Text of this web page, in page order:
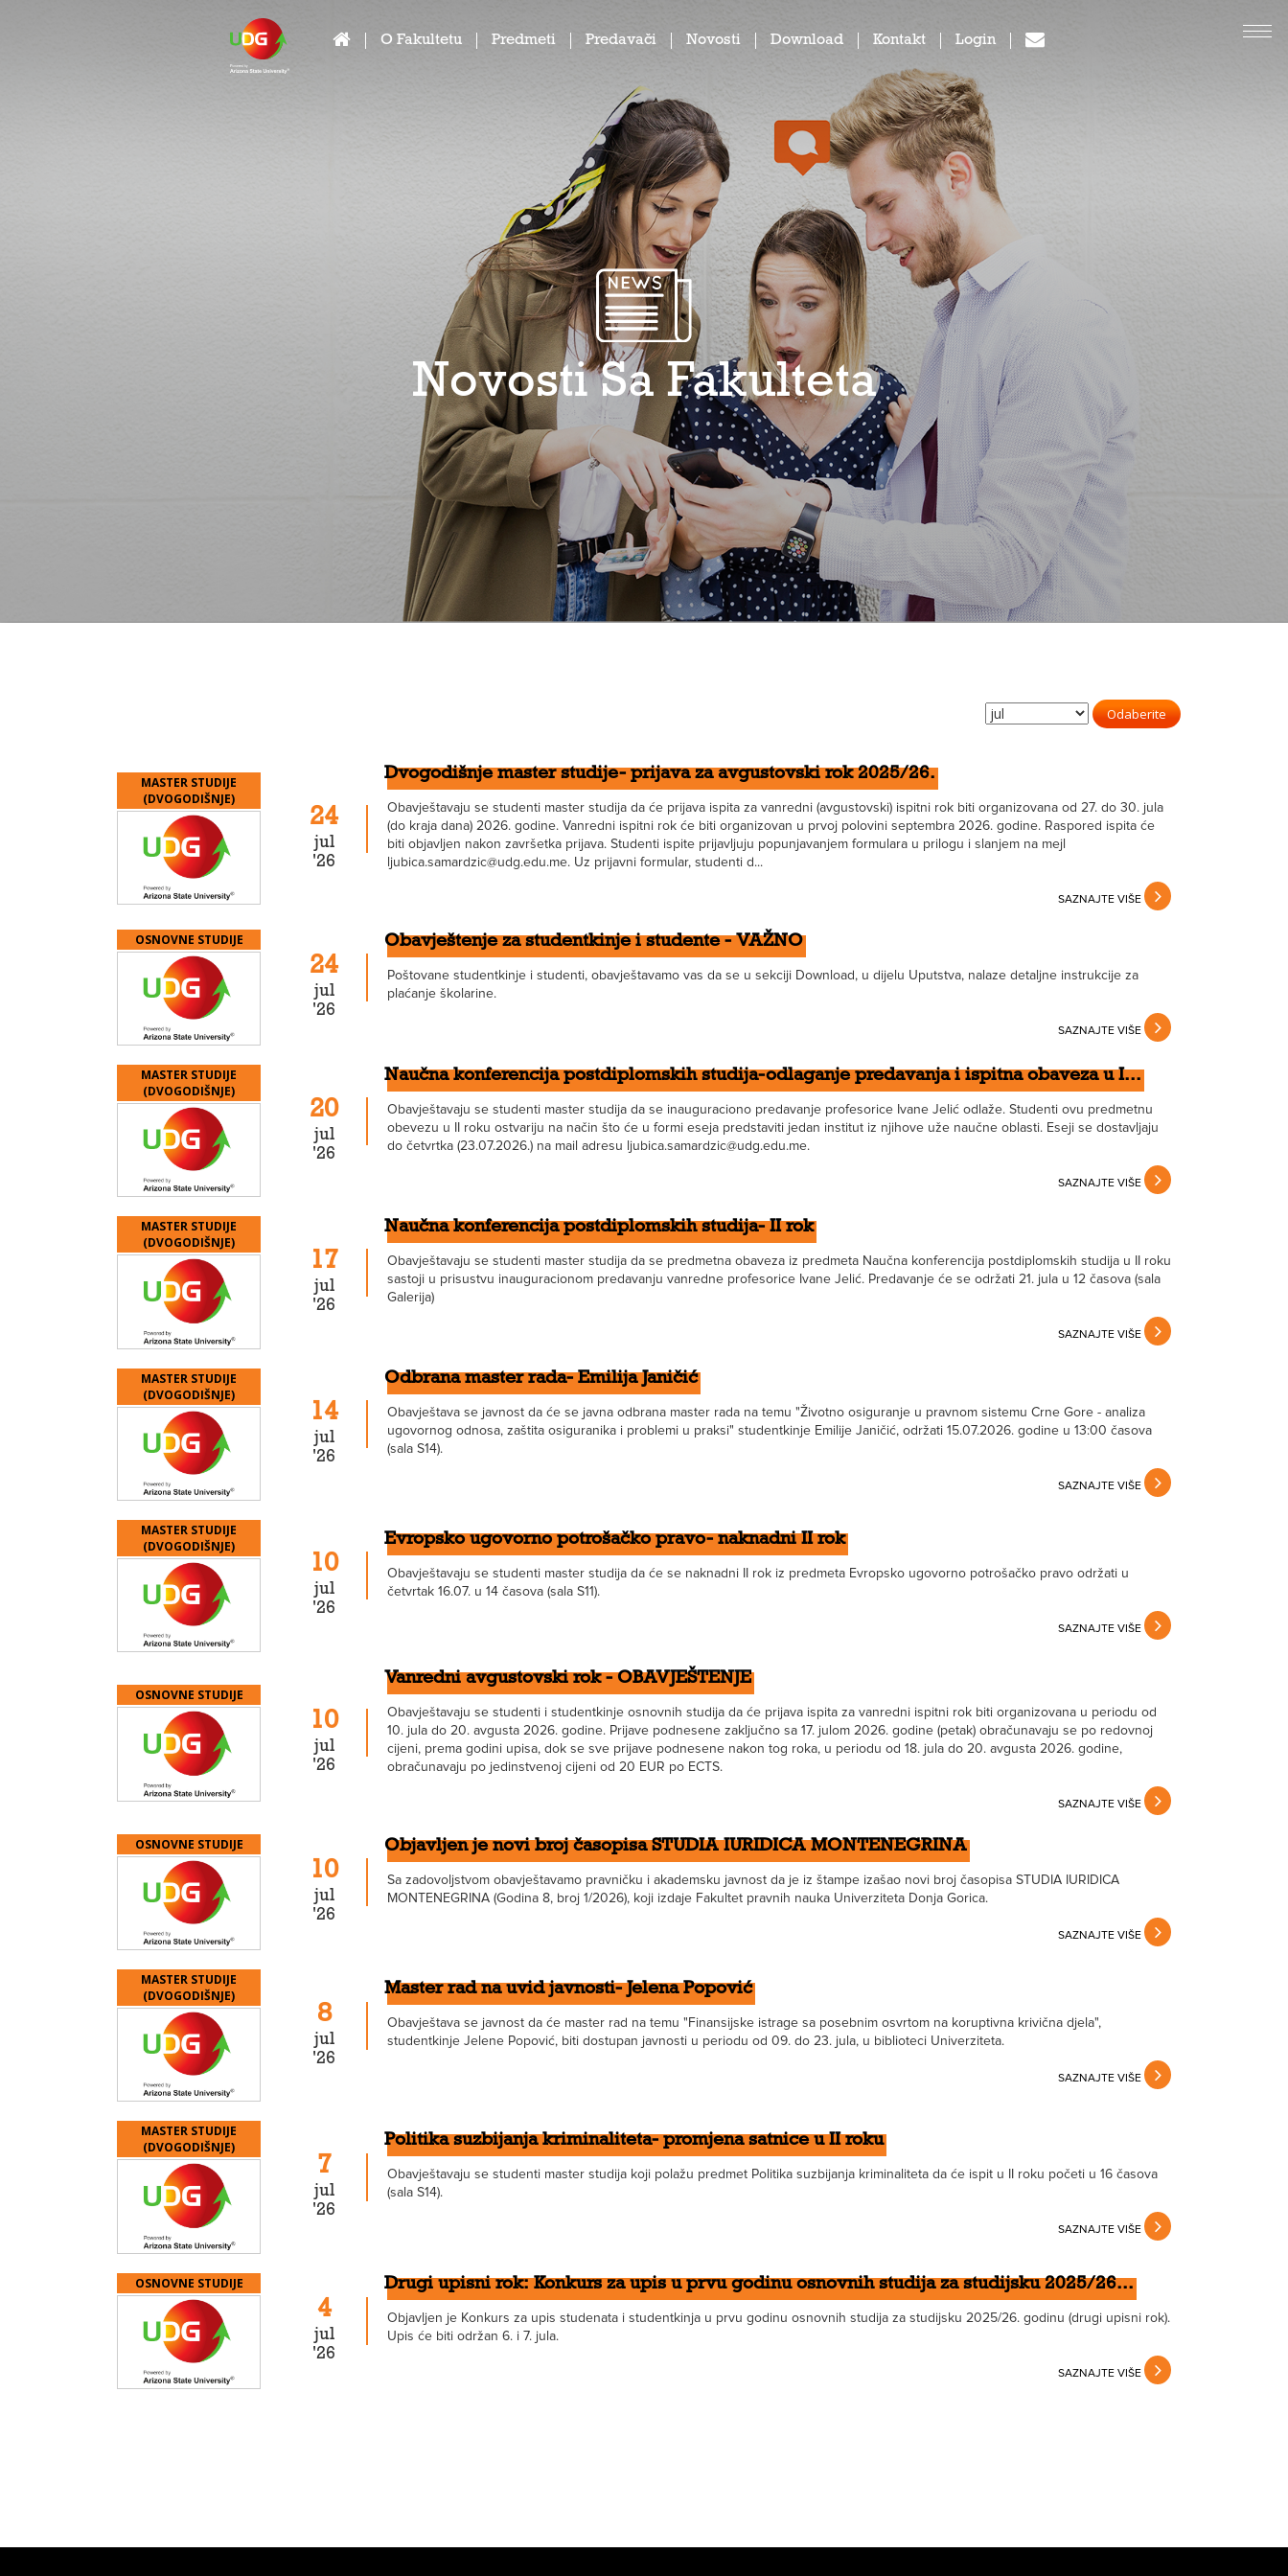
O Fakultetu Predmeti Predavači Novosti Download Kontakt Login
Novosti Sa Fakulteta
Odaberite
MASTER STUDIJE
(DVOGODIŠNJE)
24
jul
'26
Dvogodišnje master studije- prijava za avgustovski rok 2025/26.
Obavještavaju se studenti master studija da će prijava ispita za vanredni (avgustovski) ispitni rok biti organizovana od 27. do 30. jula
(do kraja dana) 2026. godine. Vanredni ispitni rok će biti organizovan u prvoj polovini septembra 2026. godine. Raspored ispita će
biti objavljen nakon završetka prijava. Studenti ispite prijavljuju popunjavanjem formulara u prilogu i slanjem na mejl
ljubica.samardzic@udg.edu.me. Uz prijavni formular, studenti d...
SAZNAJTE VIŠE
OSNOVNE STUDIJE
24
jul
'26
Obavještenje za studentkinje i studente - VAŽNO
Poštovane studentkinje i studenti, obavještavamo vas da se u sekciji Download, u dijelu Uputstva, nalaze detaljne instrukcije za
plaćanje školarine.
SAZNAJTE VIŠE
MASTER STUDIJE
(DVOGODIŠNJE)
20
jul
'26
Naučna konferencija postdiplomskih studija-odlaganje predavanja i ispitna obaveza u I...
Obavještavaju se studenti master studija da se inauguraciono predavanje profesorice Ivane Jelić odlaže. Studenti ovu predmetnu
obevezu u II roku ostvariju na način što će u formi eseja predstaviti jedan institut iz njihove uže naučne oblasti. Eseji se dostavljaju
do četvrtka (23.07.2026.) na mail adresu ljubica.samardzic@udg.edu.me.
SAZNAJTE VIŠE
MASTER STUDIJE
(DVOGODIŠNJE)
17
jul
'26
Naučna konferencija postdiplomskih studija- II rok
Obavještavaju se studenti master studija da se predmetna obaveza iz predmeta Naučna konferencija postdiplomskih studija u II roku
sastoji u prisustvu inauguracionom predavanju vanredne profesorice Ivane Jelić. Predavanje će se održati 21. jula u 12 časova (sala
Galerija)
SAZNAJTE VIŠE
MASTER STUDIJE
(DVOGODIŠNJE)
14
jul
'26
Odbrana master rada- Emilija Janičić
Obavještava se javnost da će se javna odbrana master rada na temu "Životno osiguranje u pravnom sistemu Crne Gore - analiza
ugovornog odnosa, zaštita osiguranika i problemi u praksi" studentkinje Emilije Janičić, održati 15.07.2026. godine u 13:00 časova
(sala S14).
SAZNAJTE VIŠE
MASTER STUDIJE
(DVOGODIŠNJE)
10
jul
'26
Evropsko ugovorno potrošačko pravo- naknadni II rok
Obavještavaju se studenti master studija da će se naknadni II rok iz predmeta Evropsko ugovorno potrošačko pravo održati u
četvrtak 16.07. u 14 časova (sala S11).
SAZNAJTE VIŠE
OSNOVNE STUDIJE
10
jul
'26
Vanredni avgustovski rok - OBAVJEŠTENJE
Obavještavaju se studenti i studentkinje osnovnih studija da će prijava ispita za vanredni ispitni rok biti organizovana u periodu od
10. jula do 20. avgusta 2026. godine. Prijave podnesene zaključno sa 17. julom 2026. godine (petak) obračunavaju se po redovnoj
cijeni, prema godini upisa, dok se sve prijave podnesene nakon tog roka, u periodu od 18. jula do 20. avgusta 2026. godine,
obračunavaju po jedinstvenoj cijeni od 20 EUR po ECTS.
SAZNAJTE VIŠE
OSNOVNE STUDIJE
10
jul
'26
Objavljen je novi broj časopisa STUDIA IURIDICA MONTENEGRINA
Sa zadovoljstvom obavještavamo pravničku i akademsku javnost da je iz štampe izašao novi broj časopisa STUDIA IURIDICA
MONTENEGRINA (Godina 8, broj 1/2026), koji izdaje Fakultet pravnih nauka Univerziteta Donja Gorica.
SAZNAJTE VIŠE
MASTER STUDIJE
(DVOGODIŠNJE)
8
jul
'26
Master rad na uvid javnosti- Jelena Popović
Obavještava se javnost da će master rad na temu "Finansijske istrage sa posebnim osvrtom na koruptivna krivična djela",
studentkinje Jelene Popović, biti dostupan javnosti u periodu od 09. do 23. jula, u biblioteci Univerziteta.
SAZNAJTE VIŠE
MASTER STUDIJE
(DVOGODIŠNJE)
7
jul
'26
Politika suzbijanja kriminaliteta- promjena satnice u II roku
Obavještavaju se studenti master studija koji polažu predmet Politika suzbijanja kriminaliteta da će ispit u II roku početi u 16 časova
(sala S14).
SAZNAJTE VIŠE
OSNOVNE STUDIJE
4
jul
'26
Drugi upisni rok: Konkurs za upis u prvu godinu osnovnih studija za studijsku 2025/26...
Objavljen je Konkurs za upis studenata i studentkinja u prvu godinu osnovnih studija za studijsku 2025/26. godinu (drugi upisni rok).
Upis će biti održan 6. i 7. jula.
SAZNAJTE VIŠE